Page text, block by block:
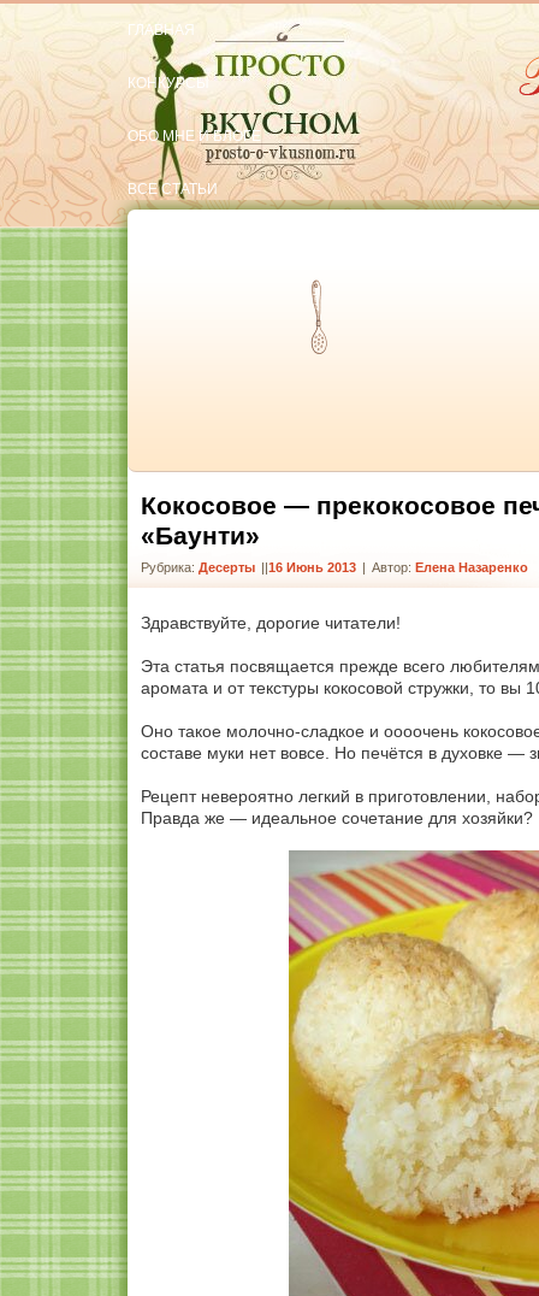
ГЛАВНАЯ
КОНКУРСЫ
ОБО МНЕ И БЛОГЕ
ВСЕ СТАТЬИ
Кокосовое — прекокосовое
«Баунти»
Рубрика: Десерты | 16 Июнь 2013 | Автор: Елена Назаренко
Здравствуйте, дорогие читатели!
Эта статья посвящается прежде всего
аромата и от текстуры кокосовой стружки, то вы
Оно такое молочно-сладкое и оооочень
составе муки нет вовсе. Но печётся в духовке —
Рецепт невероятно легкий в приготовлении,
Правда же — идеальное сочетание для хозяйки?